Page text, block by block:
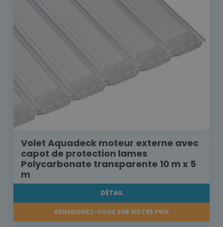
Volet Aquadeck moteur externe avec
capot de protection lames
Polycarbonate transparente 10 m x 5
m
DÉTAIL
RENSEIGNEZ-VOUS SUR NOTRE PRIX